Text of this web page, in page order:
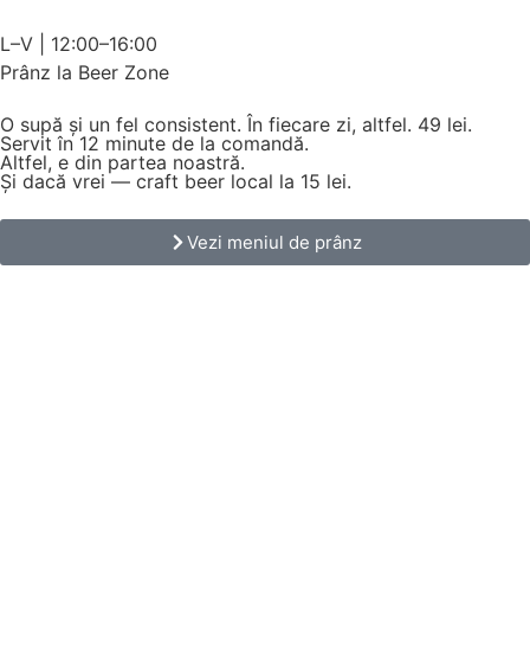
L–V | 12:00–16:00
Prânz la Beer Zone
O supă și un fel consistent. În fiecare zi, altfel. 49 lei.
Servit în 12 minute de la comandă.
Altfel, e din partea noastră.
Și dacă vrei — craft beer local la 15 lei.
Vezi meniul de prânz